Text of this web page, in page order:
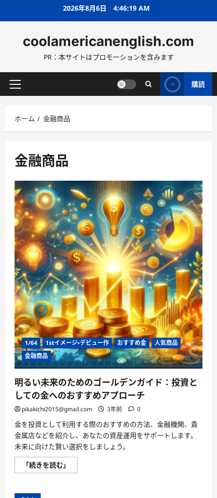
ス
ッ
2026年8月6日 4:46:20 AM
coolamericanenglish.com
PR：本サイトはプロモーションを含みます
メ
メ
ニ
ー
購読
ホーム 金融商品
金融商品
1/64 1stイメージ・デビュー作 おすすめ金
人気商品
金融商品
明るい未来のためのゴールデンガイド：投資と
しての金へのおすすめアプローチ
pikakichi2015@gmail.com 3年前 0
金を投資として利用する際のおすすめの方法、金融機関、貴
金属店などを紹介し、あなたの資産運用をサポートします。
未来に向けた賢い選択をしましょう。
「続きを読む」
る